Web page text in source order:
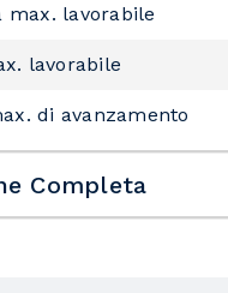
max. lavorabile
lavorabile
di avanzamento
Completa